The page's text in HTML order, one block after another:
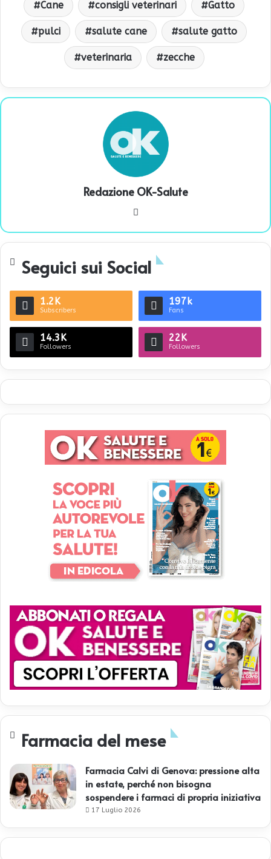
Cane consigli veterinari Gatto
pulci salute cane salute gatto
veterinaria zecche
Redazione OK-Salute
te
Seguici sui Social
1.2K
Subscribers
197k
Fans
14.3K
Followers
22K
Followers
Farmacia del mese
Farmacia Calvi di Genova: pressione alta
in estate, perché non bisogna
sospendere i farmaci di propria iniziativa
17 Luglio 2026